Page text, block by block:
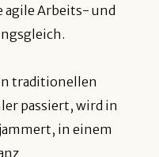
agile Arbeits- und
traditionellen
passiert, wird in
in einem